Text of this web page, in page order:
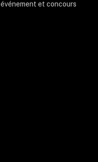
événement et concours